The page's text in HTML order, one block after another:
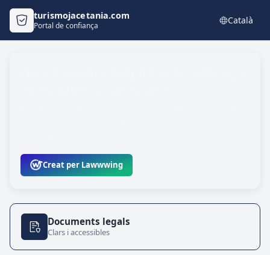
turismojacetania.com
Portal de confiança Català
Creat per Lawwwing
Documents legals
Clars i accessibles